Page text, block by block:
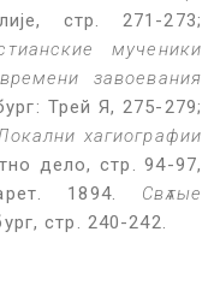
стр. 271-273;
мученики
завоевания
Трей Я, 275-279;
хагиографии
дело, стр. 94-97,
1894. Свѧтые
стр. 240-242.